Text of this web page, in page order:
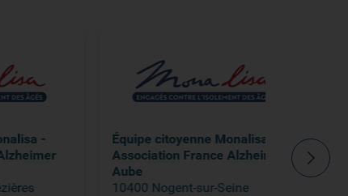
Équipe citoyenne Monalisa -
Association France Alzheimer
10400 Nogent-sur-Seine
Équipe
Équipe
57600